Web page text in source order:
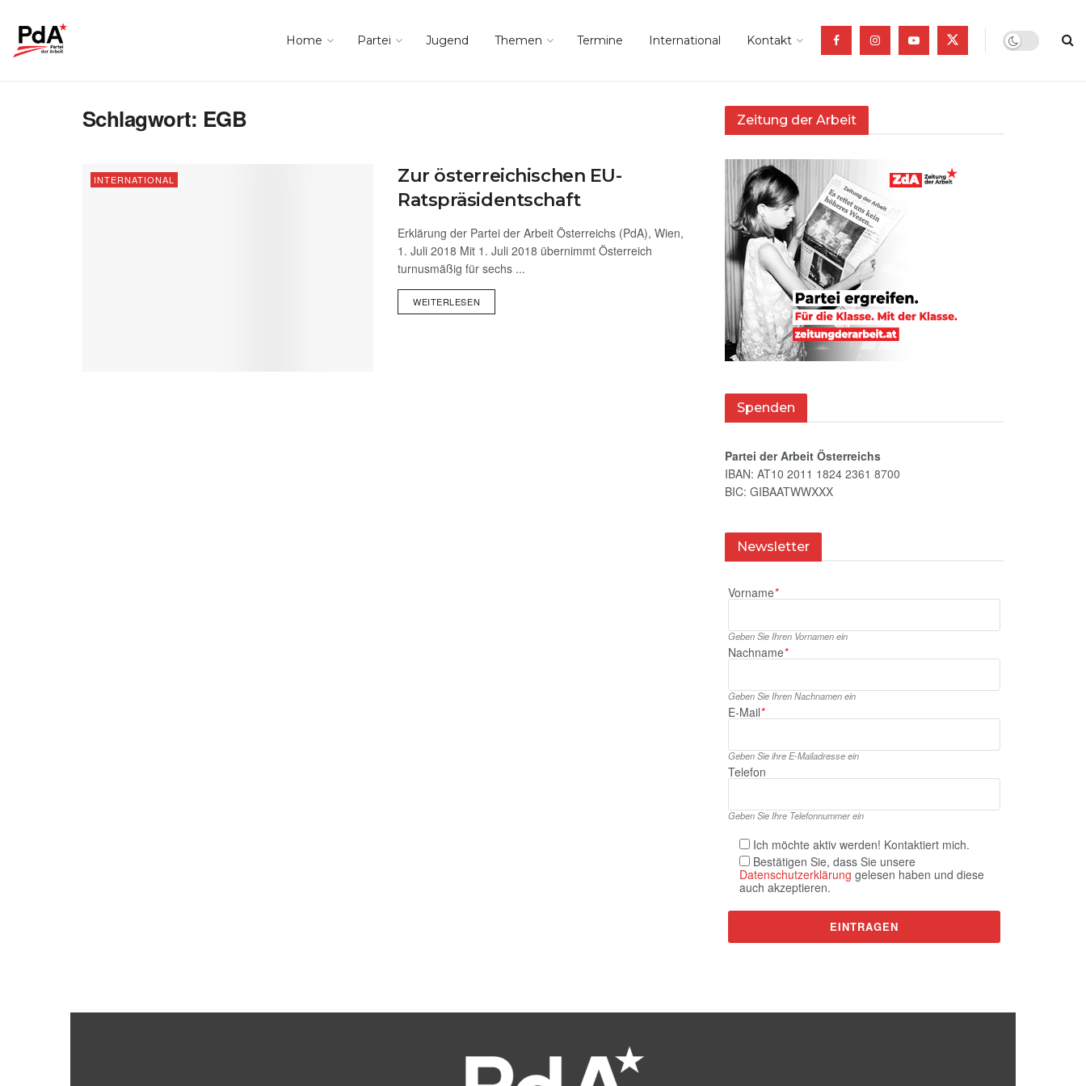
Home Partei Jugend Themen Termine International Kontakt
Schlagwort: EGB
INTERNATIONAL
Zur österreichischen EU-
Ratspräsidentschaft
Erklärung der Partei der Arbeit Österreichs (PdA), Wien,
1. Juli 2018 Mit 1. Juli 2018 übernimmt Österreich
turnusmäßig für sechs ...
WEITERLESEN
Zeitung der Arbeit
Spenden
Partei der Arbeit Österreichs
IBAN: AT10 2011 1824 2361 8700
BIC: GIBAATWWXXX
Newsletter
Vorname*
Geben Sie Ihren Vornamen ein
Nachname*
Geben Sie Ihren Nachnamen ein
E‑Mail*
Geben Sie ihre E‑Mailadresse ein
Telefon
Geben Sie Ihre Telefonnummer ein
Ich möchte aktiv werden! Kontaktiert mich.
Bestätigen Sie, dass Sie unsere
Datenschutzerklärung gelesen haben und diese
auch akzeptieren.